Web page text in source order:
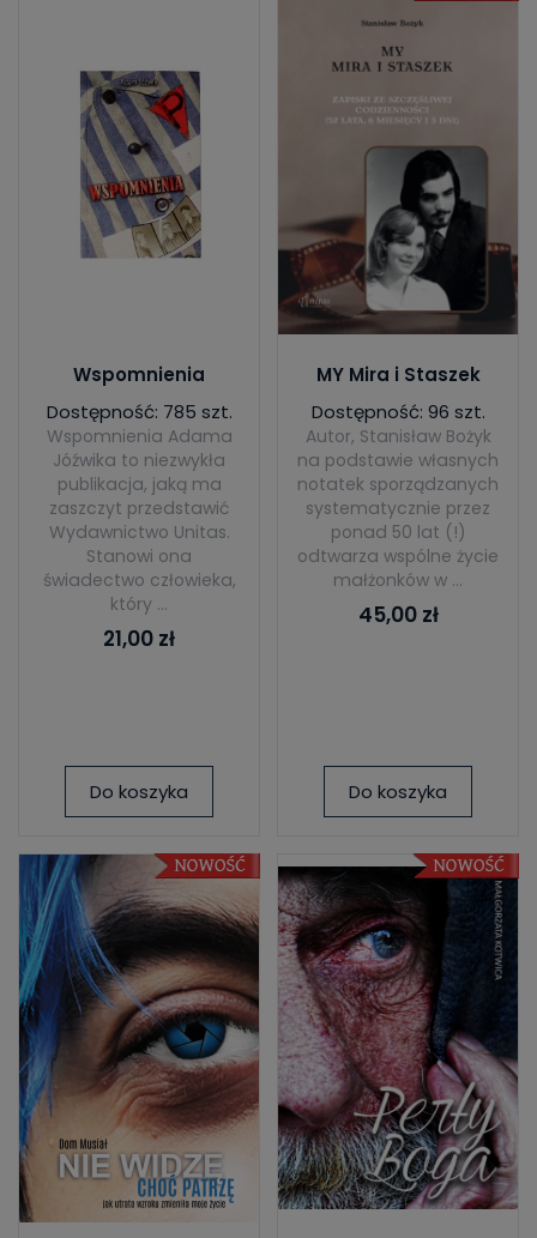
Wspomnienia
Dostępność: 785 szt.
Wspomnienia Adama
Jóźwika to niezwykła
publikacja, jaką ma
zaszczyt przedstawić
Wydawnictwo Unitas.
Stanowi ona
świadectwo człowieka,
który ...
21,00 zł
Do koszyka
MY Mira i Staszek
Dostępność: 96 szt.
Autor, Stanisław Bożyk
na podstawie własnych
notatek sporządzanych
systematycznie przez
ponad 50 lat (!)
odtwarza wspólne życie
małżonków w ...
45,00 zł
Do koszyka